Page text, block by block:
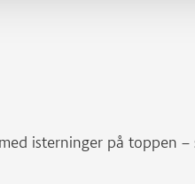
isterninger på toppen –